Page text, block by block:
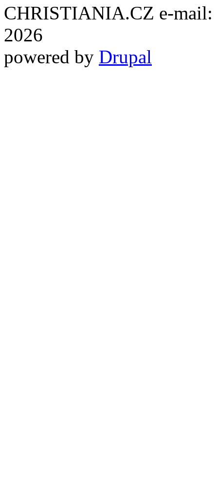
CHRISTIANIA.CZ e-mail:
2026
powered by Drupal